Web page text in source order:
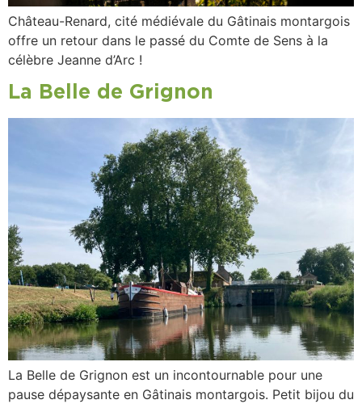
Château-Renard, cité médiévale du Gâtinais montargois
offre un retour dans le passé du Comte de Sens à la
célèbre Jeanne d’Arc !
La Belle de Grignon
La Belle de Grignon est un incontournable pour une
pause dépaysante en Gâtinais montargois. Petit bijou du